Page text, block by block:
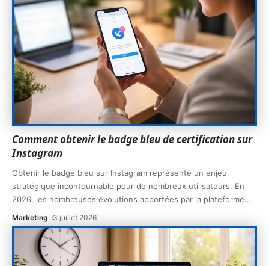
Comment obtenir le badge bleu de certification sur
Instagram
Obtenir le badge bleu sur Instagram représente un enjeu
stratégique incontournable pour de nombreux utilisateurs. En
2026, les nombreuses évolutions apportées par la plateforme…
Marketing 3 juillet 2026